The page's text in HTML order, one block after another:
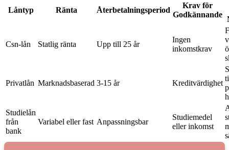
Låntyp Ränta Återbetalningsperiod
Krav för
Godkännande
Csn-lån Statlig ränta Upp till 25 år
Ingen
inkomstkrav
Privatlån Marknadsbaserad 3-15 år Kreditvärdighet
Studielån
från
bank
Variabel eller fast Anpassningsbar
Studiemedel
eller inkomst